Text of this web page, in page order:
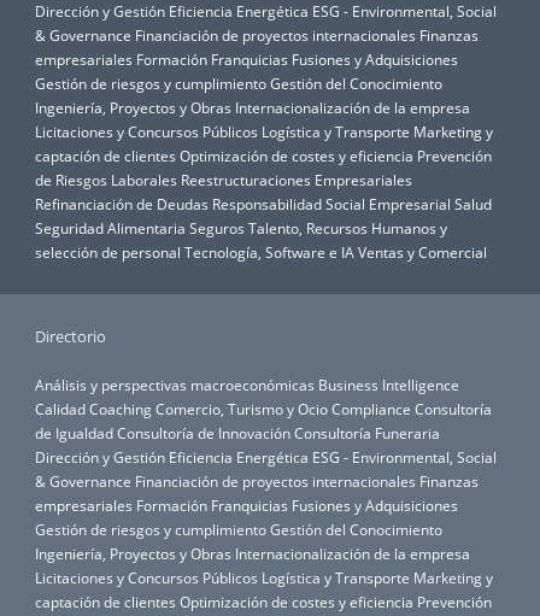
Dirección y Gestión Eficiencia Energética ESG - Environmental, Social
& Governance Financiación de proyectos internacionales Finanzas
empresariales Formación Franquicias Fusiones y Adquisiciones
Gestión de riesgos y cumplimientoGestión del Conocimiento
Ingeniería, Proyectos y Obras Internacionalización de la empresa
Licitaciones y Concursos Públicos Logística y Transporte Marketing y
captación de clientes Optimización de costes y eficiencia Prevención
de Riesgos Laborales Reestructuraciones Empresariales
Refinanciación de Deudas Responsabilidad Social Empresarial Salud
Seguridad Alimentaria Seguros Talento, Recursos Humanos y
selección de personal Tecnología, Software e IA Ventas y Comercial
Directorio
Análisis y perspectivas macroeconómicas Business Intelligence
CalidadCoachingComercio, Turismo y OcioCompliance Consultoría
de IgualdadConsultoría de InnovaciónConsultoría Funeraria
Dirección y Gestión Eficiencia Energética ESG - Environmental, Social
& Governance Financiación de proyectos internacionales Finanzas
empresariales Formación Franquicias Fusiones y Adquisiciones
Gestión de riesgos y cumplimientoGestión del Conocimiento
Ingeniería, Proyectos y Obras Internacionalización de la empresa
Licitaciones y Concursos Públicos Logística y Transporte Marketing y
captación de clientes Optimización de costes y eficiencia Prevención